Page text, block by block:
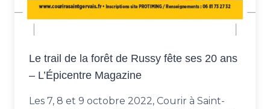
Le trail de la forêt de Russy fête ses 20 ans
– L’Épicentre Magazine
Les 7, 8 et 9 octobre 2022, Courir à Saint-